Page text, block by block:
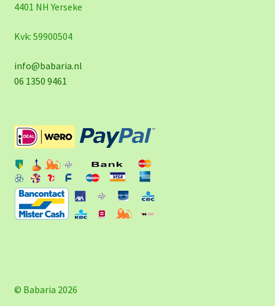
4401 NH Yerseke
Kvk: 59900504
info@babaria.nl
06 1350 9461
© Babaria 2026